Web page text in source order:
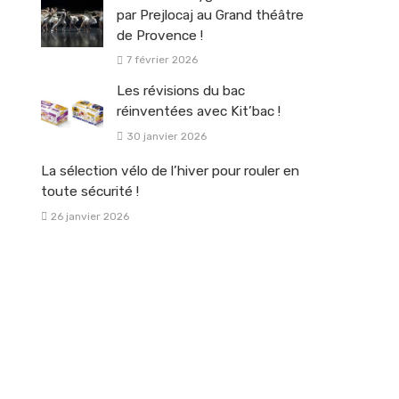
par Prejlocaj au Grand théâtre
de Provence !
7 février 2026
Les révisions du bac
réinventées avec Kit’bac !
30 janvier 2026
La sélection vélo de l’hiver pour rouler en
toute sécurité !
26 janvier 2026